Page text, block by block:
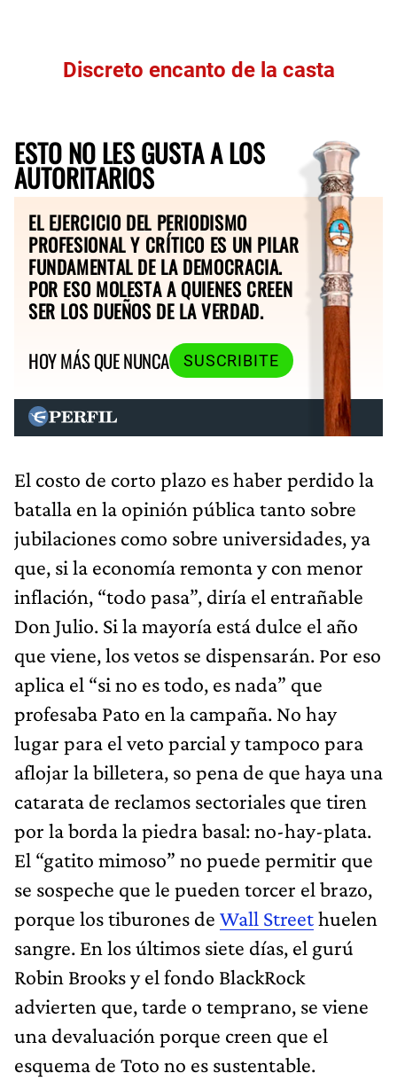
Discreto encanto de la casta
ESTO NO LES GUSTA A LOS
AUTORITARIOS
EL EJERCICIO DEL PERIODISMO
PROFESIONAL Y CRÍTICO ES UN PILAR
FUNDAMENTAL DE LA DEMOCRACIA.
POR ESO MOLESTA A QUIENES CREEN
SER LOS DUEÑOS DE LA VERDAD.
HOY MÁS QUE NUNCA
SUSCRIBITE
El costo de corto plazo es haber perdido la
batalla en la opinión pública tanto sobre
jubilaciones como sobre universidades, ya
que, si la economía remonta y con menor
inflación, “todo pasa”, diría el entrañable
Don Julio. Si la mayoría está dulce el año
que viene, los vetos se dispensarán. Por eso
aplica el “si no es todo, es nada” que
profesaba Pato en la campaña. No hay
lugar para el veto parcial y tampoco para
aflojar la billetera, so pena de que haya una
catarata de reclamos sectoriales que tiren
por la borda la piedra basal: no-hay-plata.
El “gatito mimoso” no puede permitir que
se sospeche que le pueden torcer el brazo,
porque los tiburones de Wall Streethuelen
sangre. En los últimos siete días, el gurú
Robin Brooks y el fondo BlackRock
advierten que, tarde o temprano, se viene
una devaluación porque creen que el
esquema de Toto no es sustentable.